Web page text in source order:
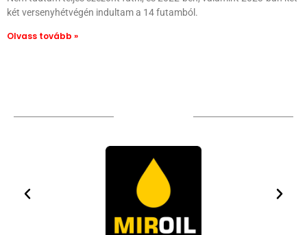
két versenyhétvégén indultam a 14 futamból.
Olvass tovább »